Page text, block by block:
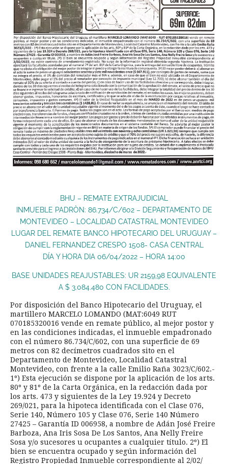
BHU – REMATE EXTRAJUDICIAL
INMUEBLE PADRÒN: 86.734/C/602 – DEPARTAMENTO DE
MONTEVIDEO – LOCALIDAD CATASTRAL MONTEVIDEO
LUGAR DEL REMATE BANCO HIPOTECARIO DEL URUGUAY –
DANIEL FERNANDEZ CRESPO 1508- CASA CENTRAL
DÍA Y HORA DIA 06/04/2022 – HORA 14:00
BASE UNIDADES REAJUSTABLES: UR 2159,98 EQUIVALENTE
A $ 3.084.480 CON FACILIDADES.
Por disposición del Banco Hipotecario del Uruguay, el
martillero MARCELO LOMANDO (MAT:6049 RUT
070185320016 vende en remate público, al mejor postor y
en las condiciones indicadas, el inmueble empadronado
con el número 86.734/C/602, con una superficie de 69
metros con 82 decímetros cuadrados sito en el
Departamento de Montevideo, Localidad Catastral
Montevideo, con frente a la calle Emilio Raña 3023/C/602.-
1º) Esta ejecución se dispone por la aplicación de los arts.
80º y 81º de la Carta Orgánica, en la redacción dada por
los arts. 473 y siguientes de la Ley 19.924 y Decreto
269/021, para la hipoteca identificada con el Clase 076,
Serie 140, Número 105 y Clase 076, Serie 140 Número
27425 – Garantía ID 006958, a nombre de Adán José Freire
Barboza, Ana Iris Sosa De Los Santos, Ana Nelly Freire
Sosa y/o sucesores u ocupantes a cualquier título. 2º) El
bien se encuentra ocupado y según información del
Registro Propiedad Inmueble correspondiente al 2/02/